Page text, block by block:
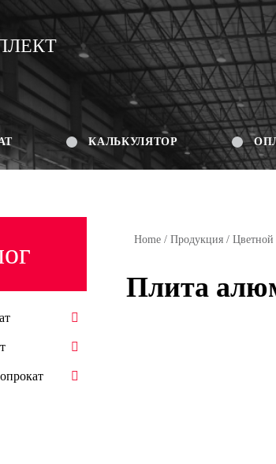
КАЛЬКУЛЯТОР
Home/ Продукция/ Цветной
Плита